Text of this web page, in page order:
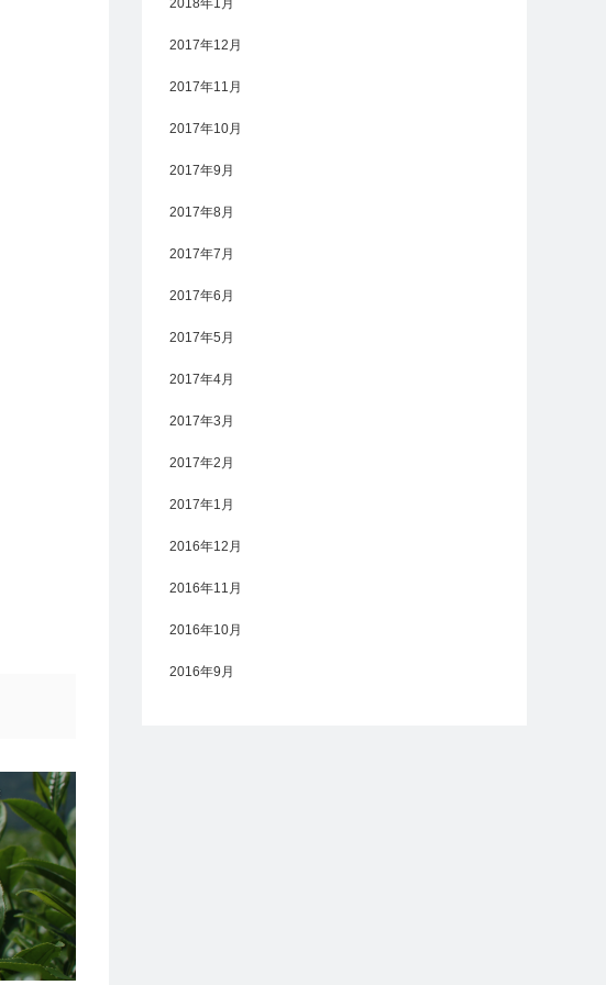
2018年1月
2017年12月
2017年11月
2017年10月
2017年9月
2017年8月
2017年7月
2017年6月
2017年5月
2017年4月
2017年3月
2017年2月
2017年1月
2016年12月
2016年11月
2016年10月
2016年9月